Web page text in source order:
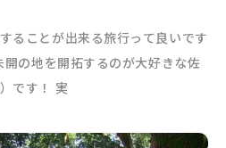
ることが出来る旅行って良いです
の地を開拓するのが大好きな佐
です！ 実